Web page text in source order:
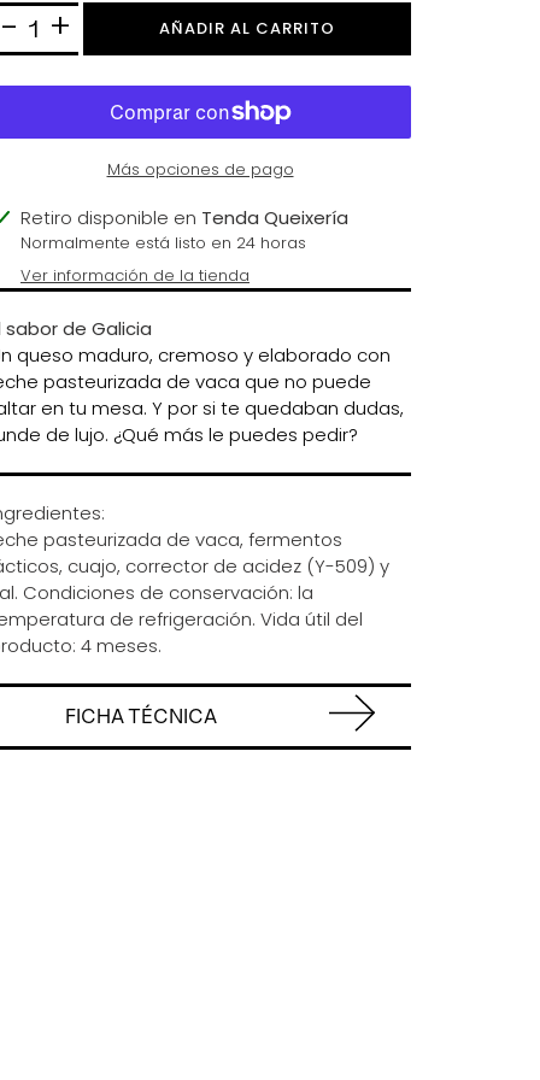
- + AÑADIR AL CARRITO
Más opciones de pago
producto
Retiro disponible en Tenda Queixería
Normalmente está listo en 24 horas
Ver información de la tienda
sabor de Galicia
queso maduro, cremoso y elaborado con
pasteurizada de vaca que no puede
en tu mesa. Y por si te quedaban dudas,
de lujo. ¿Qué más le puedes pedir?
pasteurizada de vaca, fermentos
cuajo, corrector de acidez (Y-509) y
Condiciones de conservación: la
de refrigeración. Vida útil del
4 meses.
FICHA TÉCNICA